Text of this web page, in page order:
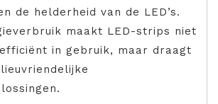
de helderheid van de LED’s.
maakt LED-strips niet
in gebruik, maar draagt